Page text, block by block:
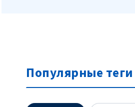
Популярные теги